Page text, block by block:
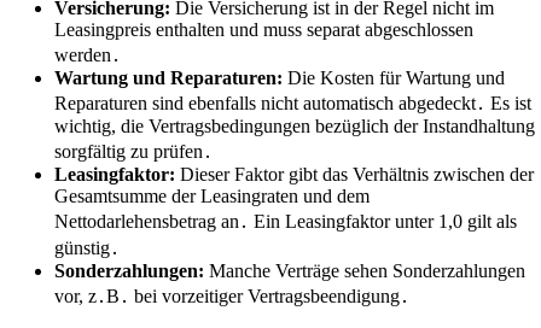
Versicherung: Die Versicherung ist in der Regel nicht im
Leasingpreis enthalten und muss separat abgeschlossen
werden․
Wartung und Reparaturen: Die Kosten für Wartung und
Reparaturen sind ebenfalls nicht automatisch abgedeckt․ Es ist
wichtig, die Vertragsbedingungen bezüglich der Instandhaltung
sorgfältig zu prüfen․
Leasingfaktor: Dieser Faktor gibt das Verhältnis zwischen der
Gesamtsumme der Leasingraten und dem
Nettodarlehensbetrag an․ Ein Leasingfaktor unter 1,0 gilt als
günstig․
Sonderzahlungen: Manche Verträge sehen Sonderzahlungen
vor, z․B․ bei vorzeitiger Vertragsbeendigung․